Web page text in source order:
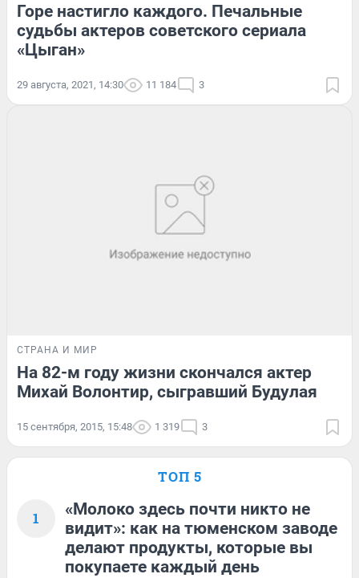
Горе настигло каждого. Печальные
судьбы актеров советского сериала
«Цыган»
29 августа, 2021, 14:30 11 184 3
СТРАНА И МИР
На 82-м году жизни скончался актер
Михай Волонтир, сыгравший Будулая
15 сентября, 2015, 15:48 1 319 3
ТОП 5
1
«Молоко здесь почти никто не
видит»: как на тюменском заводе
делают продукты, которые вы
покупаете каждый день